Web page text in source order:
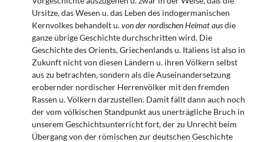
Ursitze, das Wesen u. das Leben des indogermanischen
Kernvolkes behandelt u.von der nordischen Heimat ausdie
ganze übrige Geschichte durchschritten wird. Die
Geschichte des Orients, Griechenlands u. Italiens ist also in
Zukunft nicht von diesen Ländern u. ihren Völkern selbst
aus zu betrachten, sondern als die Auseinandersetzung
erobernder nordischer Herrenvölker mit den fremden
Rassen u. Völkern darzustellen. Damit fällt dann auch noch
der vom völkischen Standpunkt aus unerträgliche Bruch in
unserem Geschichtsunterricht fort, der zu Unrecht beim
Übergang von der römischen zur deutschen Geschichte